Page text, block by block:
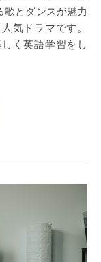
とダンスが魅力
気ドラマです。
く英語学習をし